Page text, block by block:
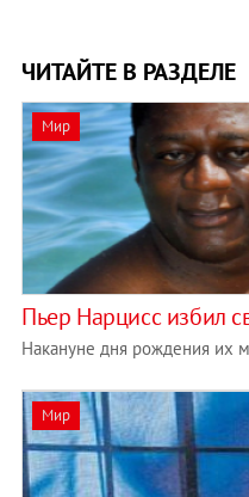
ЧИТАЙТЕ В РАЗДЕЛЕ
Мир
Пьер Нарцисс избил
Накануне дня рождения их
Мир